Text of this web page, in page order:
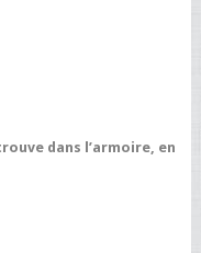
dans l’armoire, en